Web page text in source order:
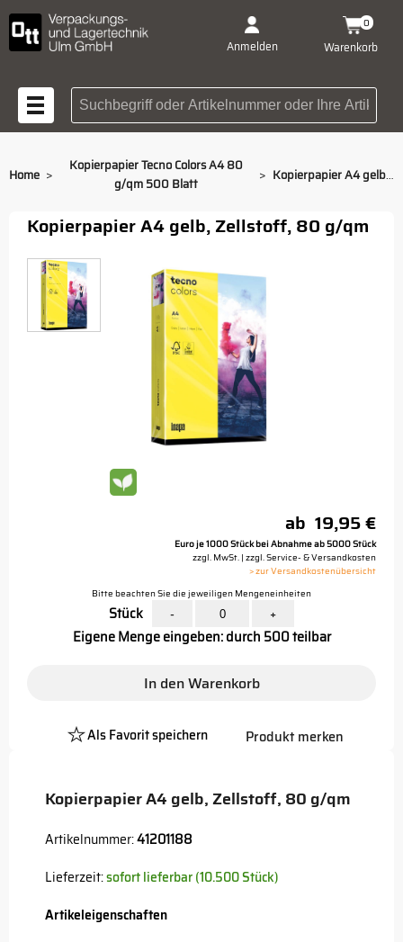
Anmelden Warenkorb
0
Suchbegriff oder
Home >
Kopierpapier Tecno Colors A4 80
g/qm 500 Blatt
> Kopierpapier A4 gelb 80 g/qm
Kopierpapier A4 gelb, Zellstoff, 80 g/qm
Artikelnummer:41201188
Lieferzeit:sofort lieferbar (10.500 Stück)
Artikeleigenschaften
Kopierpapier A4 gelb, Zellstoff, 80 g/qm
ab 19,95 €
Euro je 1000 Stück bei Abnahme ab 5000 Stück
zzgl. MwSt. | zzgl. Service- & Versandkosten
> zur Versandkostenübersicht
Bitte beachten Sie die jeweiligen Mengeneinheiten
Stück - +
Eigene Menge eingeben: durch 500 teilbar
In den Warenkorb
Als Favorit speichern
Platzhalter
Produkt merken